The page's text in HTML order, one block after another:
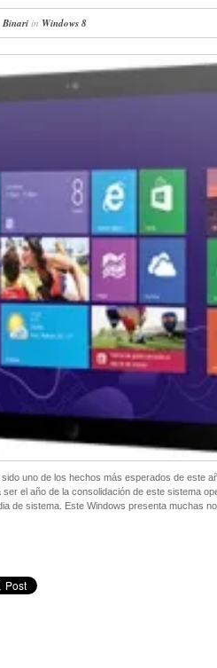
Binariin Windows 8
uno de los hechos más esperados de este
el año de la consolidación de este sistema
de sistema. Este Windows presenta muchas